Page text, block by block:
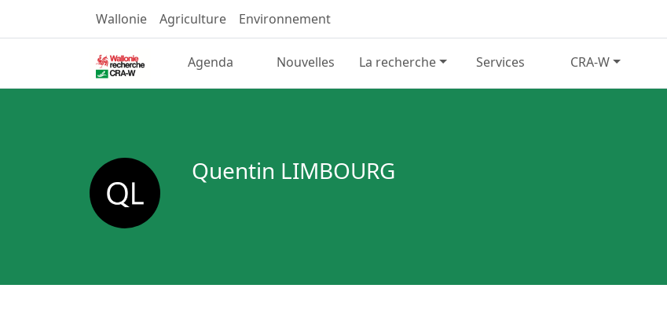
Wallonie Agriculture Environnement
Agenda Nouvelles La recherche Services CRA-W
Quentin LIMBOURG